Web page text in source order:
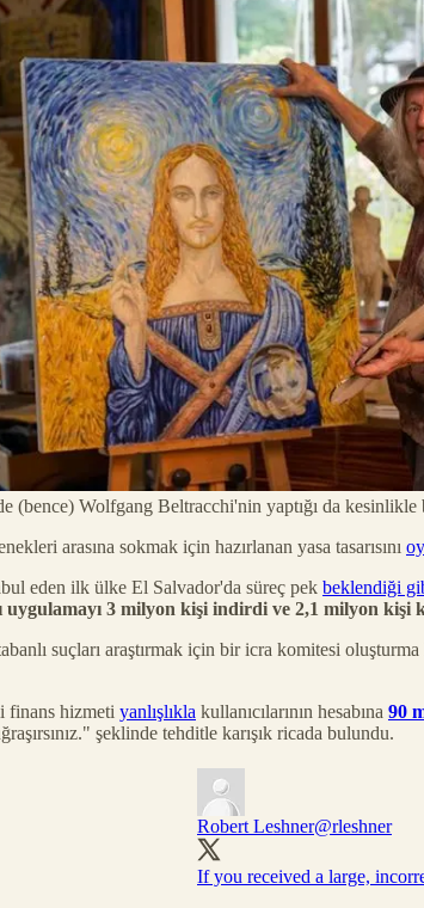
(bence) Wolfgang Beltracchi'nin yaptığı da kesinlikle
arasına sokmak için hazırlanan yasa tasarısını
eden ilk ülke El Salvador'da süreç pek beklendiği
uygulamayı 3 milyon kişi indirdi ve 2,1 milyon kişi
suçları araştırmak için bir icra komitesi oluşturma
finans hizmeti yanlışlıkla kullanıcılarının hesabına 90
şeklinde tehditle karışık ricada bulundu.
Robert Leshner@rleshner
If you received a large,